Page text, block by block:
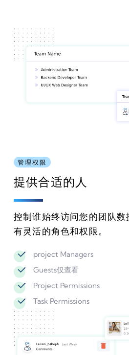
管理权限
提供合适的人
控制谁始终访问您的团队
有灵活的角色和权限。
project Managers
Guests仅查看
Project Permissions
Task Permissions